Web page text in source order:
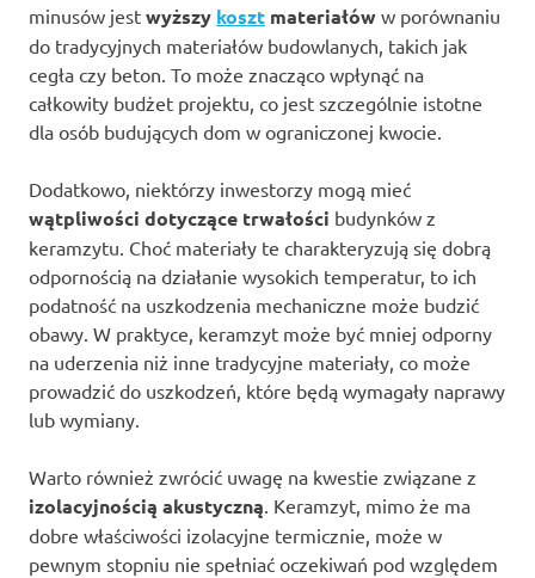
minusów jest wyższy koszt materiałów w porównaniu
do tradycyjnych materiałów budowlanych, takich jak
cegła czy beton. To może znacząco wpłynąć na
całkowity budżet projektu, co jest szczególnie istotne
dla osób budujących dom w ograniczonej kwocie.
Dodatkowo, niektórzy inwestorzy mogą mieć
wątpliwości dotyczące trwałości budynków z
keramzytu. Choć materiały te charakteryzują się dobrą
odpornością na działanie wysokich temperatur, to ich
podatność na uszkodzenia mechaniczne może budzić
obawy. W praktyce, keramzyt może być mniej odporny
na uderzenia niż inne tradycyjne materiały, co może
prowadzić do uszkodzeń, które będą wymagały naprawy
lub wymiany.
Warto również zwrócić uwagę na kwestie związane z
izolacyjnością akustyczną . Keramzyt, mimo że ma
dobre właściwości izolacyjne termicznie, może w
pewnym stopniu nie spełniać oczekiwań pod względem